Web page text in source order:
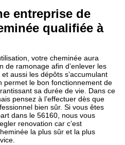
entreprise de
qualifiée à
votre cheminée aura
de ramonage afin d’enlever les
aussi les dépôts s’accumulant
permet le bon fonctionnement de
sa durée de vie. Dans ce
pensez à l’effectuer dès que
bien sûr. Si vous êtes
dans le 56160, nous vous
renovation car c’est
la plus sûr et la plus